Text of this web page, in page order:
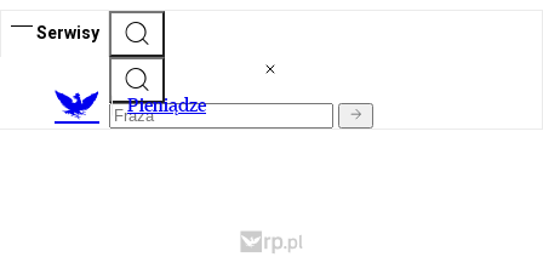
Serwisy
Pieniądze